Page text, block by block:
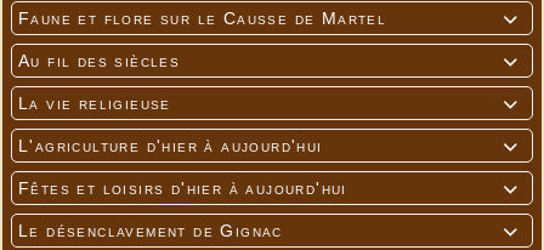

Faune et flore sur le Causse de Martel

Au fil des siècles

La vie religieuse

L'agriculture d'hier à aujourd'hui

Fêtes et loisirs d'hier à aujourd'hui

Le désenclavement de Gignac